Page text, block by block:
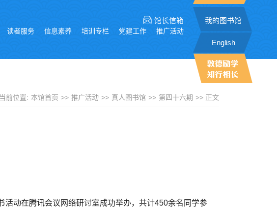
馆长信箱
读者服务 信息素养 培训专栏 党建工作 推广活动
我的图书馆
English
当前位置: 本馆首页 >> 推广活动 >> 真人图书馆 >> 第四十六期 >> 正文
活动在腾讯会议网络研讨室成功举办，共计450余名同学参